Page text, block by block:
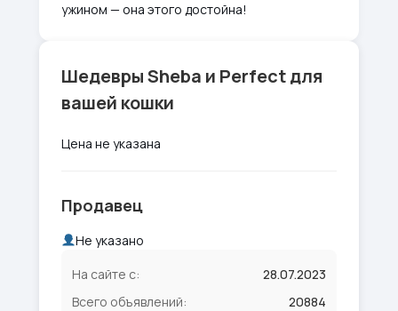
ужином — она этого достойна!
Шедевры Sheba и Perfect для
вашей кошки
Цена не указана
Продавец
Не указано
На сайте с:
28.07.2023
Всего объявлений:
20884